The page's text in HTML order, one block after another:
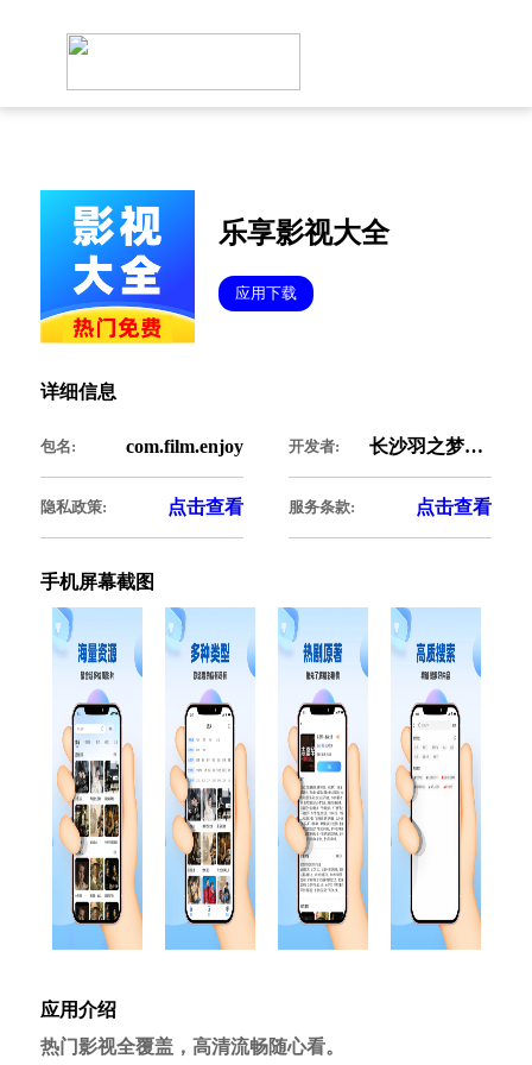
乐享影视大全
应用下载
详细信息
包名: com.film.enjoy
隐私政策: 点击查看
开发者: 长沙羽之梦科技有限公司
服务条款: 点击查看
手机屏幕截图
应用介绍
热门影视全覆盖，高清流畅随心看。